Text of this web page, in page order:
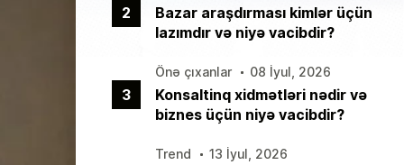
2
Bazar araşdırması kimlər üçün
lazımdır və niyə vacibdir?
3
Önə çıxanlar 08 İyul, 2026
Konsaltinq xidmətləri nədir və
biznes üçün niyə vacibdir?
Trend 13 İyul, 2026